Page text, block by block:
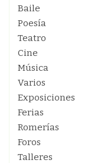
Baile
Poesía
Teatro
Cine
Música
Varios
Exposiciones
Ferias
Romerías
Foros
Talleres